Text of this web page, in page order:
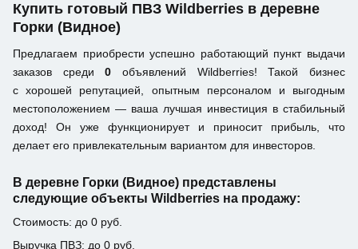
Купить готовый ПВЗ Wildberries в деревне
Горки (Видное)
Предлагаем приобрести успешно работающий пункт выдачи
заказов среди0 объявлений Wildberries! Такой бизнес
с хорошей репутацией, опытным персоналом и выгодным
местоположением — ваша лучшая инвестиция в стабильный
доход! Он уже функционирует и приносит прибыль, что
делает его привлекательным вариантом для инвесторов.
В деревне Горки (Видное) представлены
следующие объекты Wildberries на продажу:
Стоимость: до 0 руб.
Выручка ПВЗ: до 0 руб.